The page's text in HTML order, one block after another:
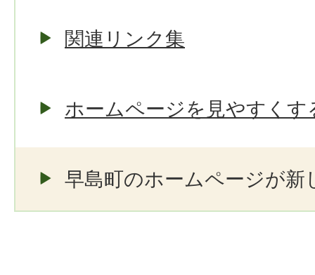
関連リンク集
ホームページを見やすくす
早島町のホームページが新